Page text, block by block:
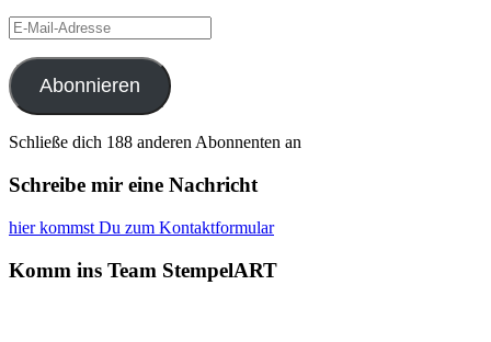
E-
Mail-
Adresse
Abonnieren
Schließe dich 188 anderen Abonnenten an
Schreibe mir eine Nachricht
hier kommst Du zum Kontaktformular
Komm ins Team StempelART